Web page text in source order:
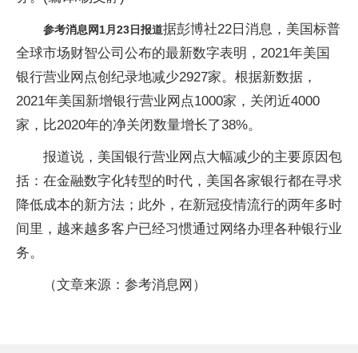
参考消息网1月23日报道据彭博社22日消息，美国标普
全球市场财智公司公布的最新数字表明，2021年美国
银行营业网点创纪录地减少2927家。根据新数据，
2021年美国新增银行营业网点1000家，关闭近4000
家，比2020年的净关闭数量增长了38%。
报道说，美国银行营业网点大幅减少的主要原因包
括：在金融数字化转型的时代，美国各家银行都在寻求
降低成本的新方法；此外，在新冠疫情流行的两年多时
间里，越来越多客户已经习惯通过网络办理各种银行业
务。
（文章来源：参考消息网）